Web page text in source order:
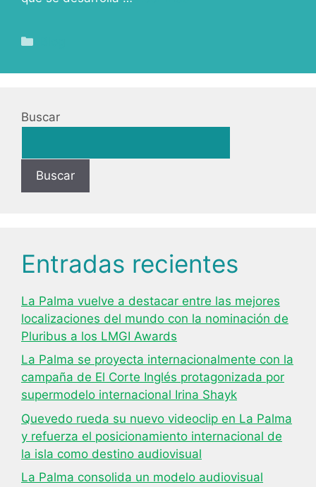
Buscar
Buscar
Entradas recientes
La Palma vuelve a destacar entre las mejores
localizaciones del mundo con la nominación de
Pluribus a los LMGI Awards
La Palma se proyecta internacionalmente con la
campaña de El Corte Inglés protagonizada por
supermodelo internacional Irina Shayk
Quevedo rueda su nuevo videoclip en La Palma
y refuerza el posicionamiento internacional de
la isla como destino audiovisual
La Palma consolida un modelo audiovisual